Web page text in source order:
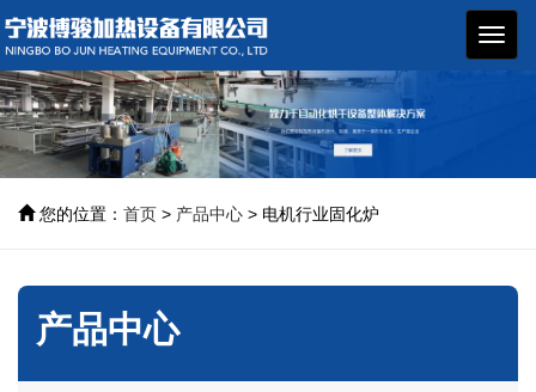
博骏
加热
您的位置： 首页 > 产品中心 > 电机行业固化炉
产品中心